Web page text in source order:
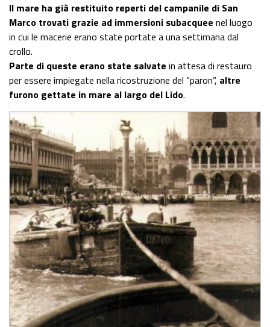
Il mare ha già restituito reperti del campanile di San
Marco trovati grazie ad immersioni subacquee nel luogo
in cui le macerie erano state portate a una settimana dal
crollo.
Parte di queste erano state salvate in attesa di restauro
per essere impiegate nella ricostruzione del “paron”, altre
furono gettate in mare al largo del Lido.